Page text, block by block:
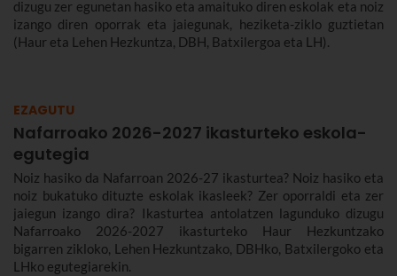
dizugu zer egunetan hasiko eta amaituko diren eskolak eta noiz
izango diren oporrak eta jaiegunak, heziketa-ziklo guztietan
(Haur eta Lehen Hezkuntza, DBH, Batxilergoa eta LH).
EZAGUTU
Nafarroako 2026-2027 ikasturteko eskola-
egutegia
Noiz hasiko da Nafarroan 2026-27 ikasturtea? Noiz hasiko eta
noiz bukatuko dituzte eskolak ikasleek? Zer oporraldi eta zer
jaiegun izango dira? Ikasturtea antolatzen lagunduko dizugu
Nafarroako 2026-2027 ikasturteko Haur Hezkuntzako
bigarren zikloko, Lehen Hezkuntzako, DBHko, Batxilergoko eta
LHko egutegiarekin.